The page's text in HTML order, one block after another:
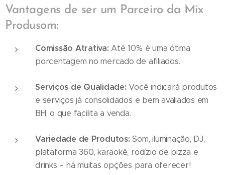
Vantagens de ser um Parceiro da Mix
Produsom:
Comissão Atrativa: Até 10% é uma ótima
porcentagem no mercado de afiliados.
Serviços de Qualidade: Você indicará produtos
e serviços já consolidados e bem avaliados em
BH, o que facilita a venda.
Variedade de Produtos: Som, iluminação, DJ,
plataforma 360, karaokê, rodízio de pizza e
drinks – há muitas opções para oferecer!